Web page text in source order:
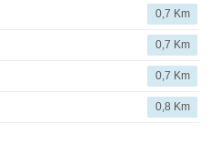
0,7 Km
0,7 Km
0,7 Km
0,8 Km